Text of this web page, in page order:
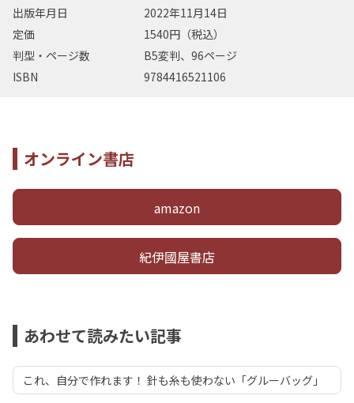
出版年月日
2022年11月14日
定価
1540円（税込）
判型・ページ数
B5変判、96ページ
ISBN
9784416521106
オンライン書店
amazon
紀伊國屋書店
あわせて読みたい記事
これ、自分で作れます！ 針も糸も使わない「グルーバッグ」